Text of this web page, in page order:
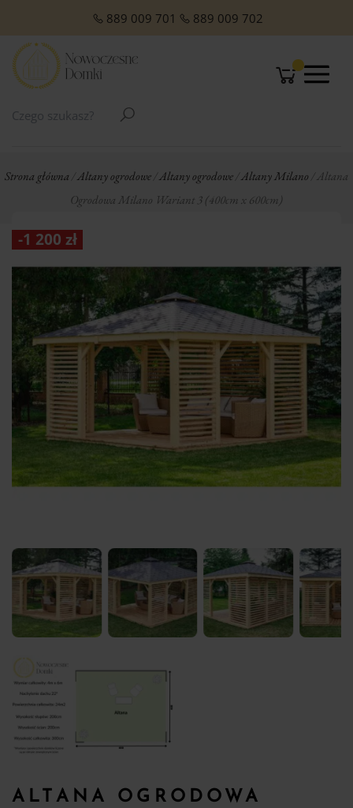
889 009 701 889 009 702
Strona główna Altany ogrodowe Altany ogrodowe Altany Milano / Altana
Ogrodowa Milano Wariant 3 (400cm x 600cm)
-1 200 zł
ALTANA OGRODOWA